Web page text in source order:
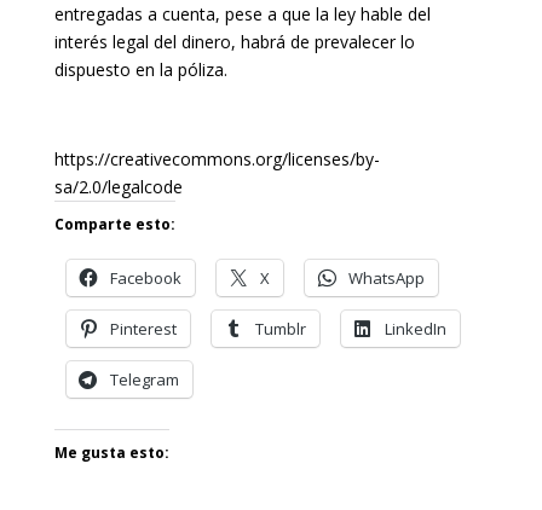
entregadas a cuenta, pese a que la ley hable del
interés legal del dinero, habrá de prevalecer lo
dispuesto en la póliza.
https://creativecommons.org/licenses/by-
sa/2.0/legalcode
Comparte esto:
Facebook X WhatsApp
Pinterest Tumblr LinkedIn
Telegram
Me gusta esto: